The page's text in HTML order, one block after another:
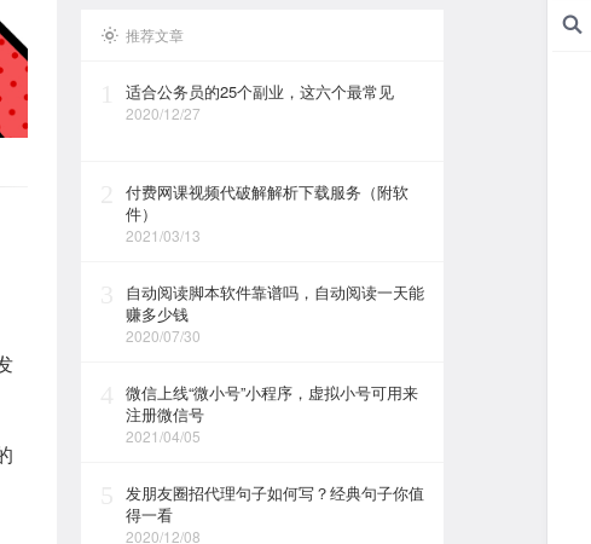
推荐文章
适合公务员的25个副业，这六个最常见
2020/12/27
付费网课视频代破解解析下载服务（附软
件）
2021/03/13
自动阅读脚本软件靠谱吗，自动阅读一天能
赚多少钱
2020/07/30
微信上线“微小号”小程序，虚拟小号可用来
注册微信号
2021/04/05
发朋友圈招代理句子如何写？经典句子你值
得一看
2020/12/08